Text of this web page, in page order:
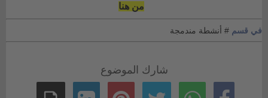
من هنا
في قسم # أنشطة مندمجة
شارك الموضوع